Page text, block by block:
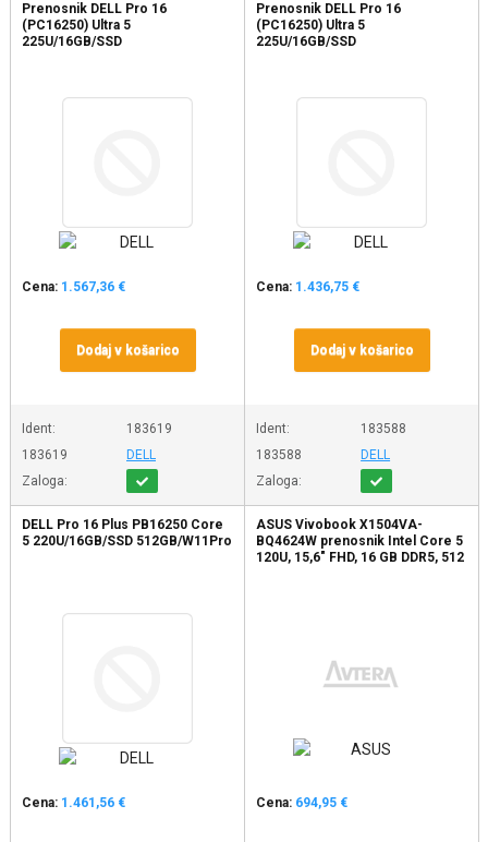
Prenosnik DELL Pro 16
(PC16250) Ultra 5
225U/16GB/SSD
Cena: 1.567,36 €
Dodaj v košarico
Ident:
183619
183619
DELL
Zaloga:
Prenosnik DELL Pro 16
(PC16250) Ultra 5
225U/16GB/SSD
Cena: 1.436,75 €
Dodaj v košarico
Ident:
183588
183588
DELL
Zaloga:
DELL Pro 16 Plus PB16250 Core
5 220U/16GB/SSD 512GB/W11Pro
Cena: 1.461,56 €
ASUS Vivobook X1504VA-
BQ4624W prenosnik Intel Core 5
120U, 15,6" FHD, 16 GB DDR5, 512
Cena: 694,95 €